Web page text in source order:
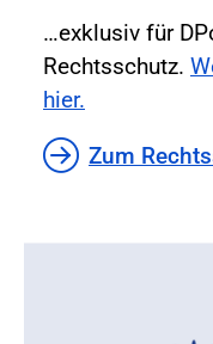
…exklusiv für
Rechtsschutz.
hier.
Zum